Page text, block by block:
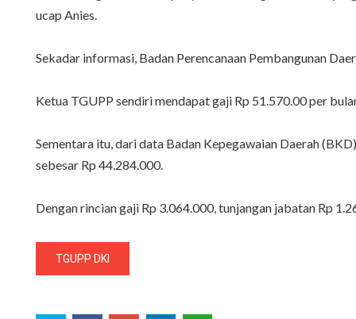
ucap Anies.
Sekadar informasi, Badan Perencanaan Pembangunan
Ketua TGUPP sendiri mendapat gaji Rp 51.570.00 per
Sementara itu, dari data Badan Kepegawaian Daerah
sebesar Rp 44.284.000.
Dengan rincian gaji Rp 3.064.000, tunjangan jabatan Rp
TGUPP DKI